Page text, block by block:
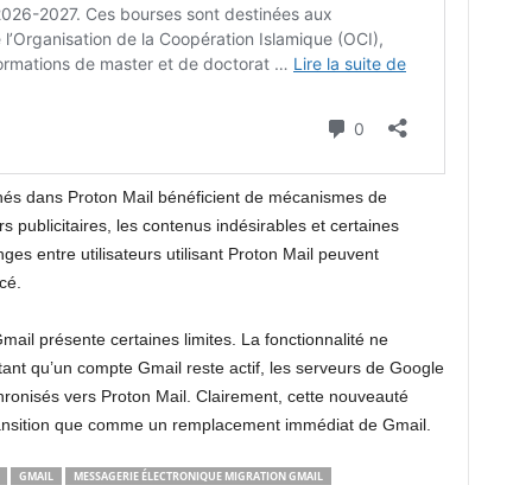
dans Proton Mail bénéficient de mécanismes de
publicitaires, les contenus indésirables et certaines
entre utilisateurs utilisant Proton Mail peuvent
présente certaines limites. La fonctionnalité ne
qu’un compte Gmail reste actif, les serveurs de Google
vers Proton Mail. Clairement, cette nouveauté
que comme un remplacement immédiat de Gmail.
GMAIL MESSAGERIE ÉLECTRONIQUE MIGRATION GMAIL